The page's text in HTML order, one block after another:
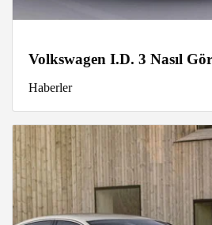
Volkswagen I.D. 3 Nasıl
Haberler